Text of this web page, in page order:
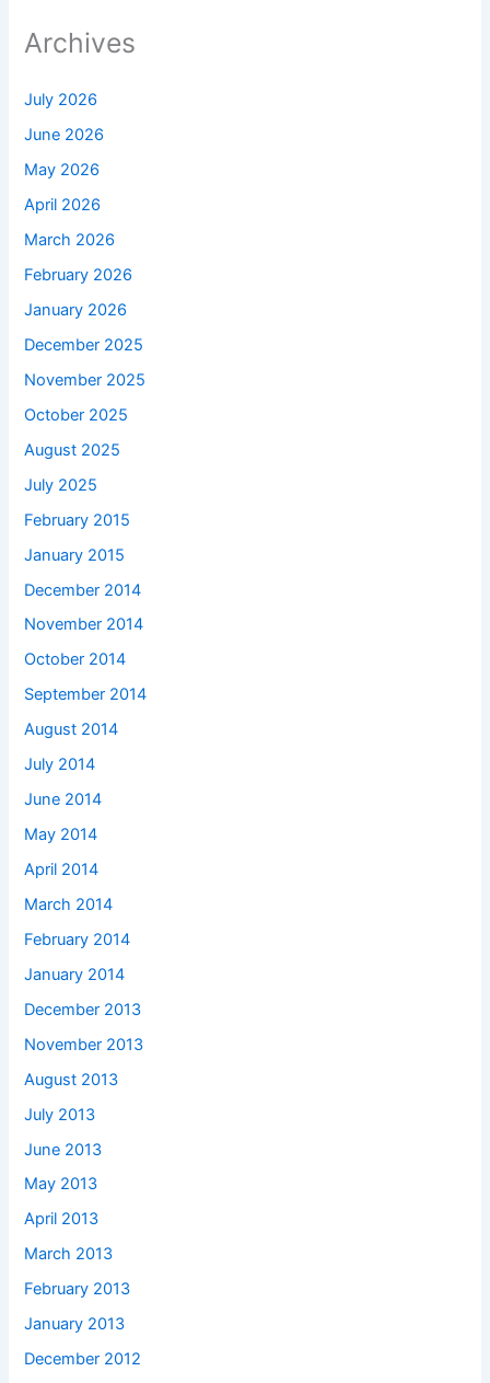
Archives
July 2026
June 2026
May 2026
April 2026
March 2026
February 2026
January 2026
December 2025
November 2025
October 2025
August 2025
July 2025
February 2015
January 2015
December 2014
November 2014
October 2014
September 2014
August 2014
July 2014
June 2014
May 2014
April 2014
March 2014
February 2014
January 2014
December 2013
November 2013
August 2013
July 2013
June 2013
May 2013
April 2013
March 2013
February 2013
January 2013
December 2012